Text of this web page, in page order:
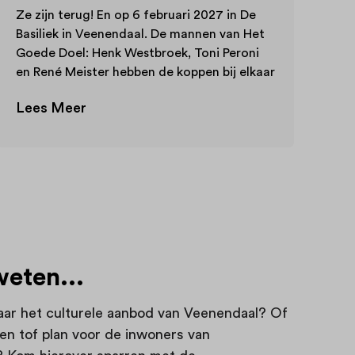
Ze zijn terug! En op 6 februari 2027 in De
Basiliek in Veenendaal. De mannen van Het
Goede Doel: Henk Westbroek, Toni Peroni
en René Meister hebben de koppen bij elkaar
In deze “Altijd en Eeuwig – Tour” spelen ze
Lees Meer
het culturele aanbod van Veenendaal? Of
tof plan voor de inwoners van